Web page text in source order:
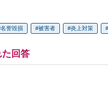
名誉毀損 被害者 炎上対策
回答